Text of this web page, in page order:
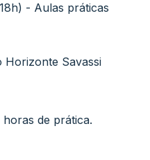
- Aulas práticas
Savassi
de prática.